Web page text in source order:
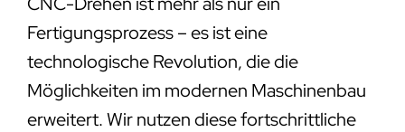
Fertigungsprozess – es ist eine
technologische Revolution, die die
Möglichkeiten im modernen Maschinenbau
erweitert. Wir nutzen diese fortschrittliche